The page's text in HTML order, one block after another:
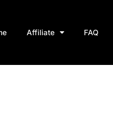
Affiliate FAQ